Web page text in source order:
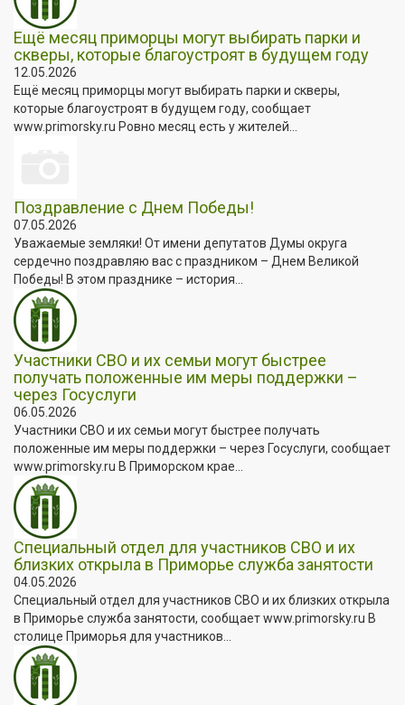
Ещё месяц приморцы могут выбирать парки и
скверы, которые благоустроят в будущем году
12.05.2026
Ещё месяц приморцы могут выбирать парки и скверы,
которые благоустроят в будущем году, сообщает
www.primorsky.ru Ровно месяц есть у жителей...
Поздравление с Днем Победы!
07.05.2026
Уважаемые земляки! От имени депутатов Думы округа
сердечно поздравляю вас с праздником – Днем Великой
Победы! В этом празднике – история...
Участники СВО и их семьи могут быстрее
получать положенные им меры поддержки –
через Госуслуги
06.05.2026
Участники СВО и их семьи могут быстрее получать
положенные им меры поддержки – через Госуслуги, сообщает
www.primorsky.ru В Приморском крае...
Специальный отдел для участников СВО и их
близких открыла в Приморье служба занятости
04.05.2026
Специальный отдел для участников СВО и их близких открыла
в Приморье служба занятости, сообщает www.primorsky.ru В
столице Приморья для участников...